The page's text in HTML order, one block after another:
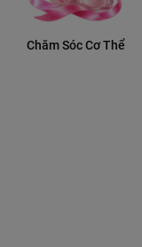
Chăm Sóc Cơ Thể